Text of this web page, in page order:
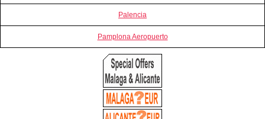
Palencia
Pamplona Aeropuerto